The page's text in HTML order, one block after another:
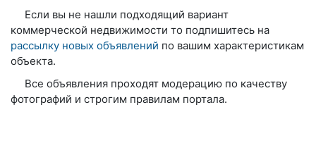
Если вы не нашли подходящий вариант
коммерческой недвижимости то подпишитесь на
рассылку новых объявлений по вашим характеристикам
объекта.
Все объявления проходят модерацию по качеству
фотографий и строгим правилам портала.